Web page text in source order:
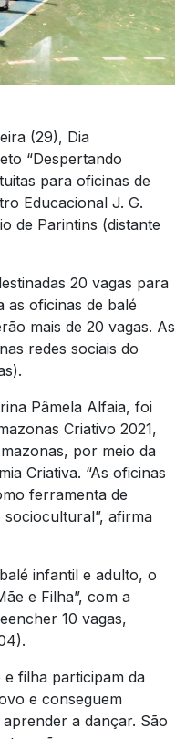
(29), Dia
“Despertando
para oficinas de
Educacional J. G.
de Parintins (distante
20 vagas para
as oficinas de balé
mais de 20 vagas. As
redes sociais do
Pâmela Alfaia, foi
Criativo 2021,
por meio da
Criativa. “As oficinas
ferramenta de
afirma
infantil e adulto, o
e Filha”, com a
10 vagas,
filha participam da
e conseguem
a dançar. São